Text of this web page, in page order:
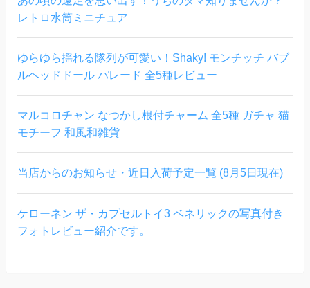
レトロ水筒ミニチュア
ゆらゆら揺れる隊列が可愛い！Shaky! モンチッチ バブ
ルヘッドドール パレード 全5種レビュー
マルコロチャン なつかし根付チャーム 全5種 ガチャ 猫
モチーフ 和風和雑貨
当店からのお知らせ・近日入荷予定一覧 (8月5日現在)
ケローネン ザ・カプセルトイ3 ベネリックの写真付き
フォトレビュー紹介です。